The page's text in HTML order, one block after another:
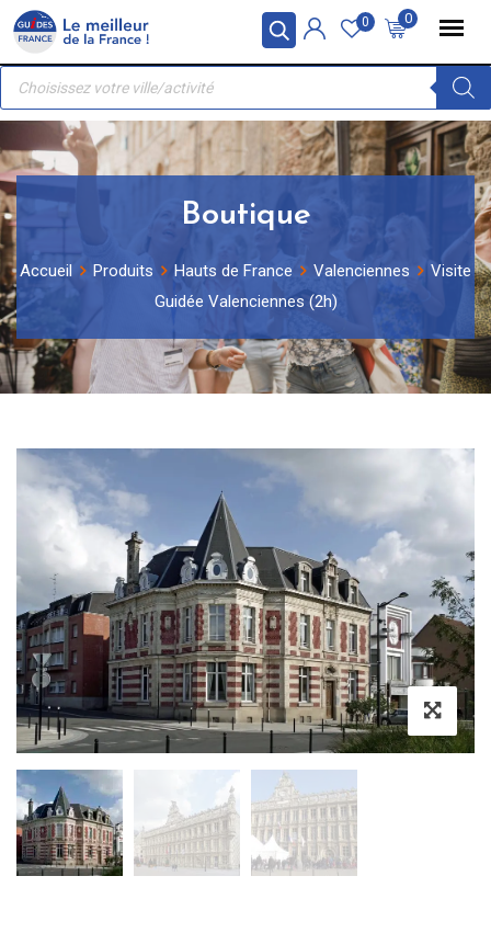
Panneau de gestion des cookies
Skip
content
0
0
Recherche
produits
Boutique
Accueil Produits Hauts de France Valenciennes
Visite
Guidée Valenciennes (2h)